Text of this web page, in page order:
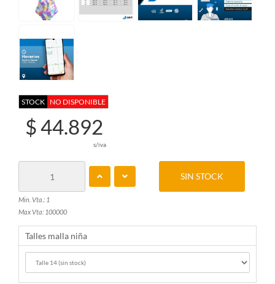
STOCK NO DISPONIBLE
$ 44.892
s/iva
Min. Vta.: 1
Max Vta: 100000
SIN STOCK
Talles malla niña